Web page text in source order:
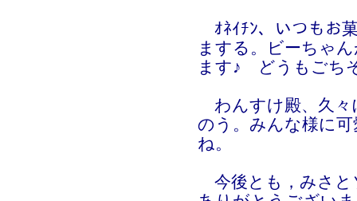
ｵﾈｲﾁﾝ、いつもお
まする。ビーちゃ
ます♪ どうもごち
わんすけ殿、久々
のう。みんな様に
ね。
今後とも，みさと